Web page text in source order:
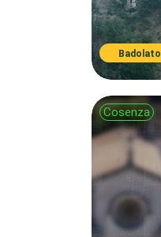
Badolato
Cosenza